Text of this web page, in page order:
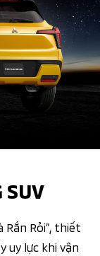
SUV
Rỏi”, thiết
uy lực khi vận